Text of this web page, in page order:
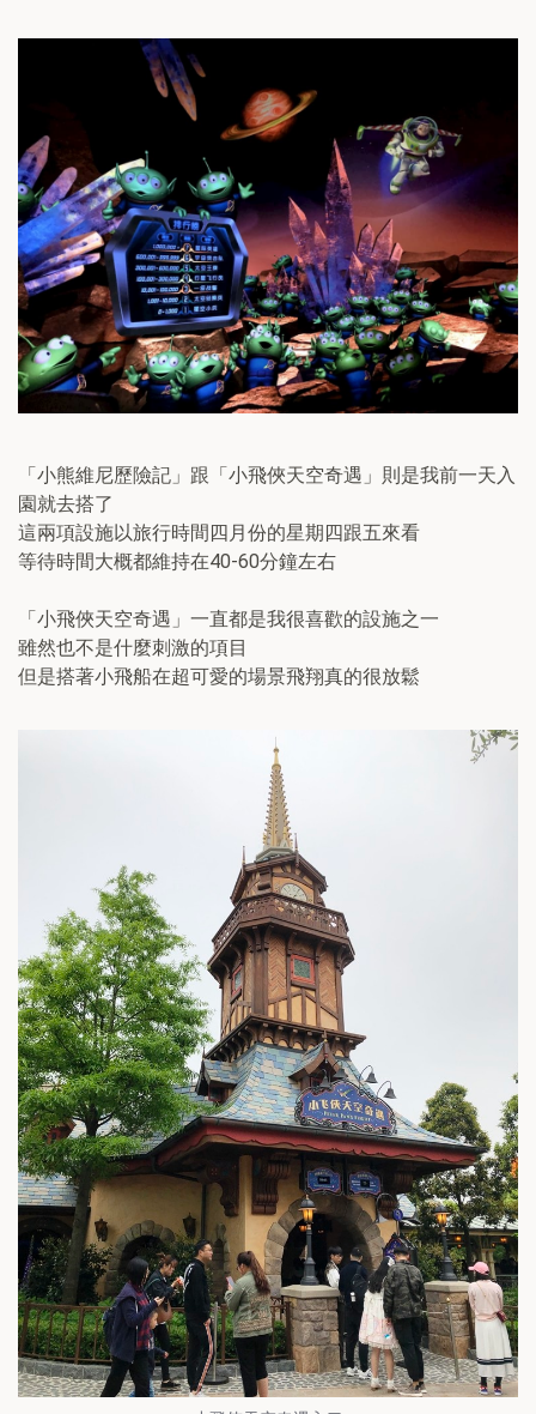
「小熊維尼歷險記」跟「小飛俠天空奇遇」則是我前一天入
園就去搭了
這兩項設施以旅行時間四月份的星期四跟五來看
等待時間大概都維持在40-60分鐘左右
「小飛俠天空奇遇」一直都是我很喜歡的設施之一
雖然也不是什麼刺激的項目
但是搭著小飛船在超可愛的場景飛翔真的很放鬆